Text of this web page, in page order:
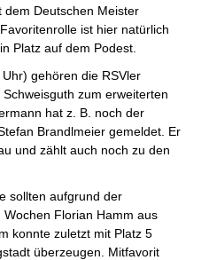
dem Deutschen Meister
ist hier natürlich
Platz auf dem Podest.
gehören die RSVler
zum erweiterten
hat z. B. noch der
Brandlmeier gemeldet. Er
und zählt auch noch zu den
sollten aufgrund der
Florian Hamm aus
konnte zuletzt mit Platz 5
überzeugen. Mitfavorit